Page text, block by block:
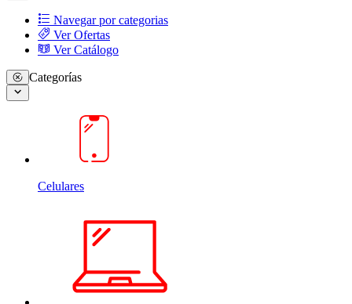
Navegar por categorias
Ver Ofertas
Ver Catálogo
Categorías
Celulares